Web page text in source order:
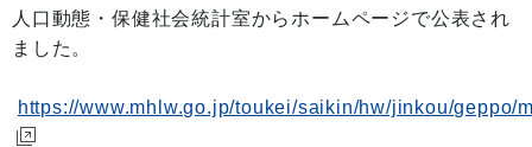
人口動態・保健社会統計室からホームページで公表され
ました。
https://www.mhlw.go.jp/toukei/saikin/hw/jinkou/geppo/